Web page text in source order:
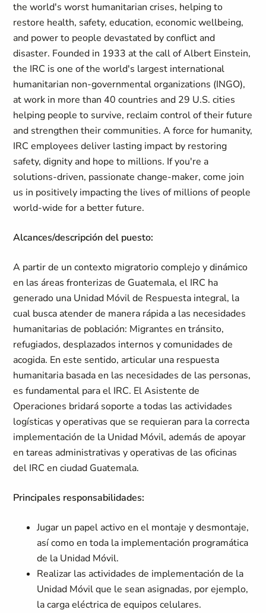
the world's worst humanitarian crises, helping to
restore health, safety, education, economic wellbeing,
and power to people devastated by conflict and
disaster. Founded in 1933 at the call of Albert Einstein,
the IRC is one of the world's largest international
humanitarian non-governmental organizations (INGO),
at work in more than 40 countries and 29 U.S. cities
helping people to survive, reclaim control of their future
and strengthen their communities. A force for humanity,
IRC employees deliver lasting impact by restoring
safety, dignity and hope to millions. If you're a
solutions-driven, passionate change-maker, come join
us in positively impacting the lives of millions of people
world-wide for a better future.
Alcances/descripción del puesto:
A partir de un contexto migratorio complejo y dinámico
en las áreas fronterizas de Guatemala, el IRC ha
generado una Unidad Móvil de Respuesta integral, la
cual busca atender de manera rápida a las necesidades
humanitarias de población: Migrantes en tránsito,
refugiados, desplazados internos y comunidades de
acogida. En este sentido, articular una respuesta
humanitaria basada en las necesidades de las personas,
es fundamental para el IRC. El Asistente de
Operaciones bridará soporte a todas las actividades
logísticas y operativas que se requieran para la correcta
implementación de la Unidad Móvil, además de apoyar
en tareas administrativas y operativas de las oficinas
del IRC en ciudad Guatemala.
Principales responsabilidades:
Jugar un papel activo en el montaje y desmontaje,
así como en toda la implementación programática
de la Unidad Móvil.
Realizar las actividades de implementación de la
Unidad Móvil que le sean asignadas, por ejemplo,
la carga eléctrica de equipos celulares.